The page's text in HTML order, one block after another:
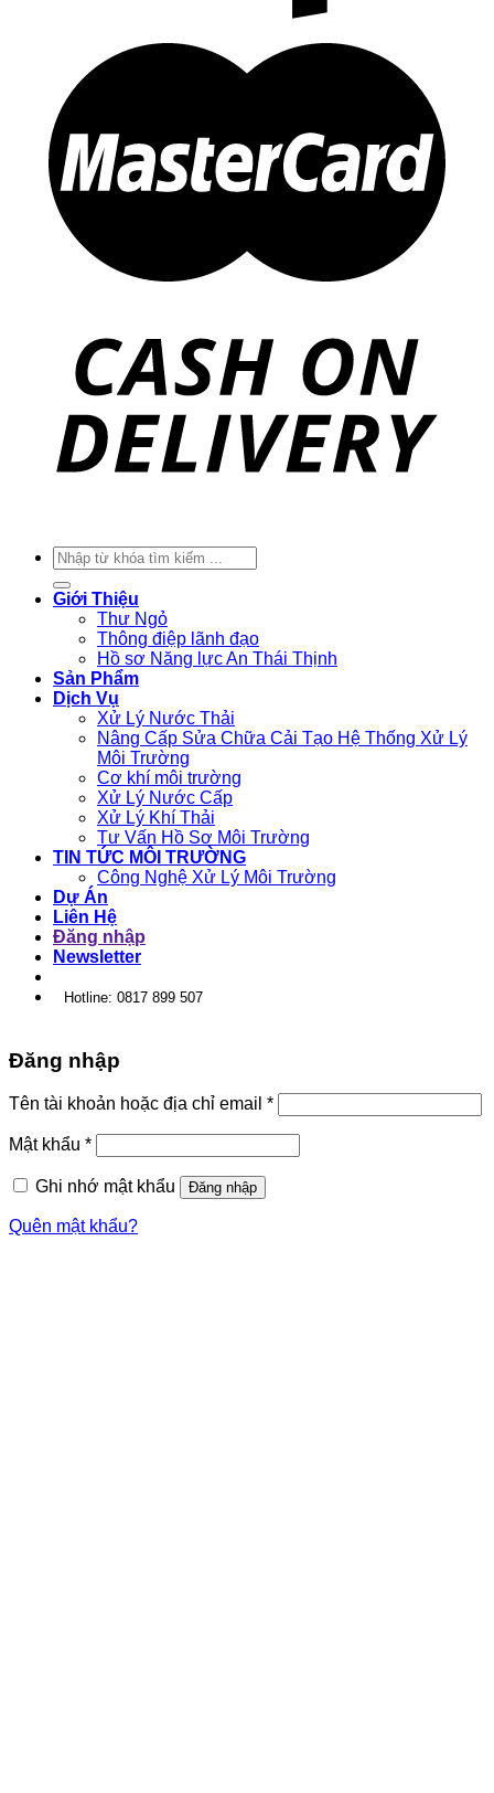
Tìm
kiếm:
Giới Thiệu
Thư Ngỏ
Thông điệp lãnh đạo
Hồ sơ Năng lực An Thái Thịnh
Sản Phẩm
Dịch Vụ
Xử Lý Nước Thải
Nâng Cấp Sửa Chữa Cải Tạo Hệ Thống Xử Lý
Môi Trường
Cơ khí môi trường
Xử Lý Nước Cấp
Xử Lý Khí Thải
Tư Vấn Hồ Sơ Môi Trường
TIN TỨC MÔI TRƯỜNG
Công Nghệ Xử Lý Môi Trường
Dự Án
Liên Hệ
Đăng nhập
Newsletter
Hotline: 0817 899 507
Đăng nhập
Tên tài khoản hoặc địa chỉ email *
Mật khẩu *
Ghi nhớ mật khẩu Đăng nhập
Quên mật khẩu?